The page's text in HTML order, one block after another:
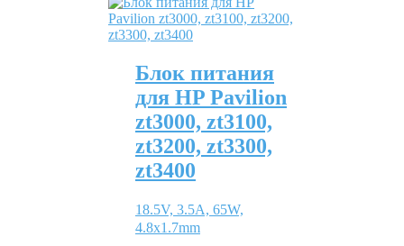
Блок питания
для HP Pavilion
zt3000, zt3100,
zt3200, zt3300,
zt3400
18.5V, 3.5A, 65W,
4.8x1.7mm